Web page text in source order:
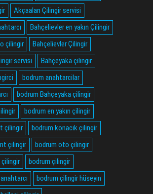
Akçaalan Çilingir servisi
Bahçelievler en yakın Çilingir
çilingir
Bahçelievler Çilingir
servisi
Bahçeyaka çilingir
bodrum anahtarcilar
bodrum Bahçeyaka çilingir
bodrum en yakın çilingir
çilingir
bodrum konacık çilingir
çilingir
bodrum oto çilingir
bodrum çilingir
bodrum çilingir hüseyin